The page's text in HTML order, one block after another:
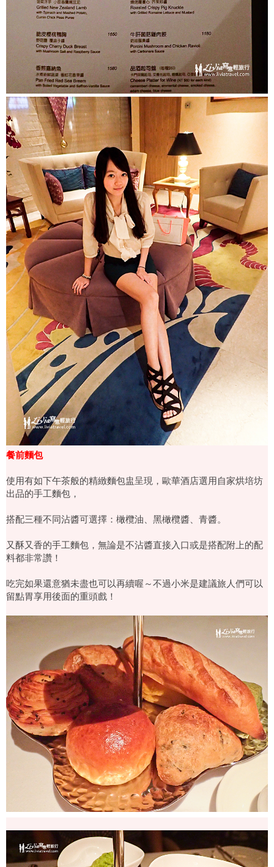
餐前麵包
使用有如下午茶般的精緻麵包盅呈現，歐華酒店選用自家烘培坊
出品的手工麵包，
搭配三種不同沾醬可選擇：橄欖油、黑橄欖醬、青醬。
又酥又香的手工麵包，無論是不沾醬直接入口或是搭配附上的配
料都非常讚！
吃完如果還意猶未盡也可以再續喔～不過小米是建議旅人們可以
留點胃享用後面的重頭戲！